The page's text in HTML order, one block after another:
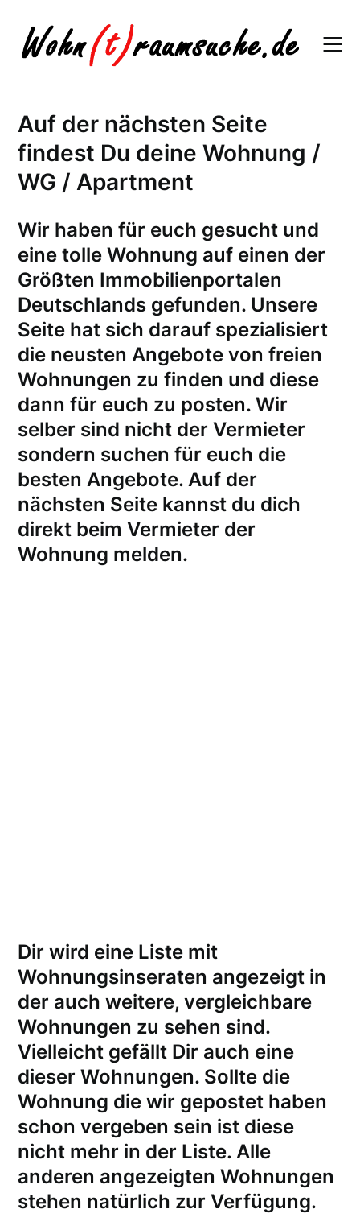
content
Auf der nächsten Seite
findest Du deine Wohnung /
WG / Apartment
Wir haben für euch gesucht und
eine tolle Wohnung auf einen der
Größten Immobilienportalen
Deutschlands gefunden. Unsere
Seite hat sich darauf spezialisiert
die neusten Angebote von freien
Wohnungen zu finden und diese
dann für euch zu posten. Wir
selber sind nicht der Vermieter
sondern suchen für euch die
besten Angebote. Auf der
nächsten Seite kannst du dich
direkt beim Vermieter der
Wohnung melden.
Dir wird eine Liste mit
Wohnungsinseraten angezeigt in
der auch weitere, vergleichbare
Wohnungen zu sehen sind.
Vielleicht gefällt Dir auch eine
dieser Wohnungen. Sollte die
Wohnung die wir gepostet haben
schon vergeben sein ist diese
nicht mehr in der Liste. Alle
anderen angezeigten Wohnungen
stehen natürlich zur Verfügung.